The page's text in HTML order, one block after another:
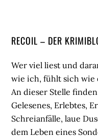
Seitenspalte
RECOIL – DER
Wer viel liest und
wie ich, fühlt sich wie
An dieser Stelle
Gelesenes, Erlebtes,
Schreianfälle, laue
dem Leben eines